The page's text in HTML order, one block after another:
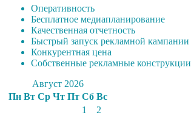
Оперативность
Бесплатное медиапланирование
Качественная отчетность
Быстрый запуск рекламной кампании
Конкурентная цена
Собственные рекламные конструкции
Август 2026
Пн Вт Ср Чт Пт Сб Вс
1
2